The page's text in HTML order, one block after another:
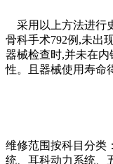
采用以上方法进行
骨科手术792例,未出
器械检查时,并未在
性。且器械使用寿命
维修范围按科目分类
统、耳科动力系统、